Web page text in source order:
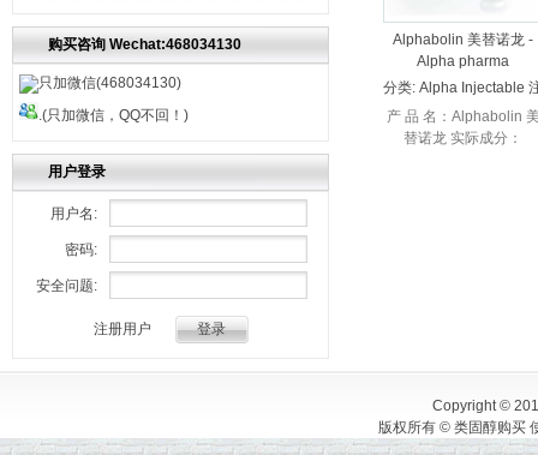
购买咨询 Wechat:468034130
只加微信(468034130)
.(只加微信，QQ不回！)
用户登录
用户名:
密码:
安全问题:
注册用户
Alphabolin 美替诺龙 -
Alpha pharma
分类: Alpha Injectable
射
产 品 名：Alphabolin
替诺龙 实际成分：
Copyright ©
版权所有 © 类固醇购买